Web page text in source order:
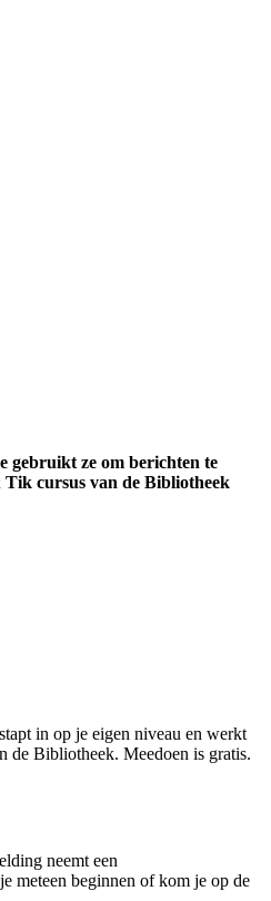
gebruikt ze om berichten te
cursus van de Bibliotheek
in op je eigen niveau en werkt
de Bibliotheek. Meedoen is gratis.
neemt een
meteen beginnen of kom je op de